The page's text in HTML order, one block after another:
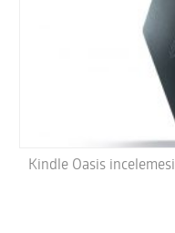
Kindle Oasis incelemesi